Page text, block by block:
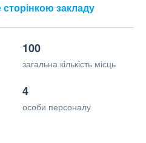
сторінкою закладу
100
загальна кількість місць
4
особи персоналу